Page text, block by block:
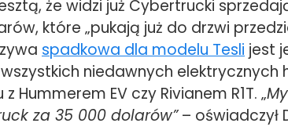
że widzi już Cybertrucki
które „pukają już do drzwi
spadkowa dla modelu Tesli jest
niedawnych elektrycznych
Hummerem EV czy Rivianem R1T. „
za 35 000 dolarów”– oświadczył